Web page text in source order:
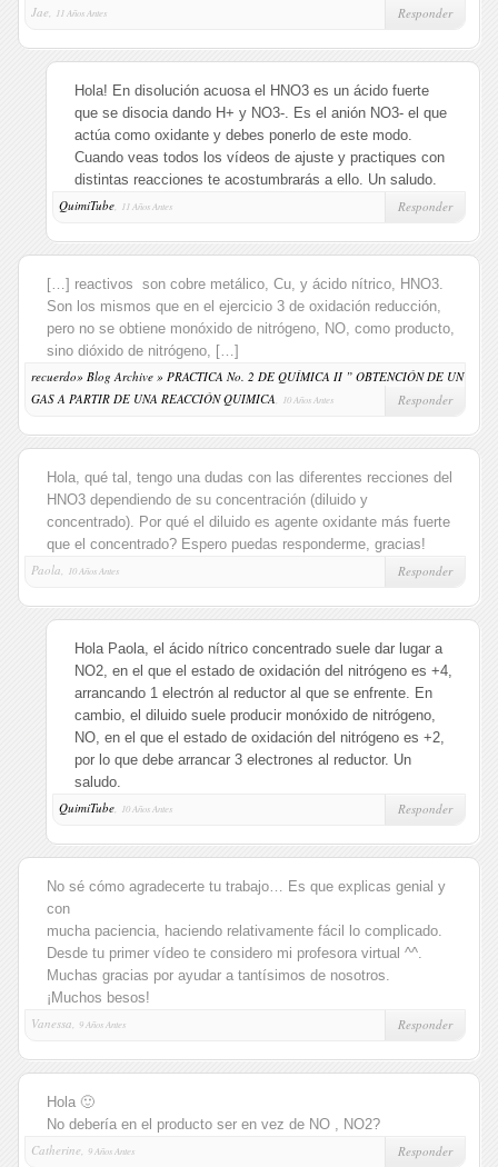
Jae,
11 Años Antes Responder
Hola! En disolución acuosa el HNO3 es un ácido fuerte
que se disocia dando H+ y NO3-. Es el anión NO3- el que
actúa como oxidante y debes ponerlo de este modo.
Cuando veas todos los vídeos de ajuste y practiques con
distintas reacciones te acostumbrarás a ello. Un saludo.
QuimiTube, 11 Años Antes Responder
[…] reactivos son cobre metálico, Cu, y ácido nítrico, HNO3.
Son los mismos que en el ejercicio 3 de oxidación reducción,
pero no se obtiene monóxido de nitrógeno, NO, como producto,
sino dióxido de nitrógeno, […]
recuerdo» Blog Archive » PRACTICA No. 2 DE QUÍMICA II ” OBTENCIÓN DE UN
GAS A PARTIR DE UNA REACCIÓN QUIMICA, 10 Años Antes Responder
Hola, qué tal, tengo una dudas con las diferentes recciones del
HNO3 dependiendo de su concentración (diluido y
concentrado). Por qué el diluido es agente oxidante más fuerte
que el concentrado? Espero puedas responderme, gracias!
Paola,
10 Años Antes Responder
Hola Paola, el ácido nítrico concentrado suele dar lugar a
NO2, en el que el estado de oxidación del nitrógeno es +4,
arrancando 1 electrón al reductor al que se enfrente. En
cambio, el diluido suele producir monóxido de nitrógeno,
NO, en el que el estado de oxidación del nitrógeno es +2,
por lo que debe arrancar 3 electrones al reductor. Un
saludo.
QuimiTube, 10 Años Antes Responder
No sé cómo agradecerte tu trabajo… Es que explicas genial y
con
mucha paciencia, haciendo relativamente fácil lo complicado.
Desde tu primer vídeo te considero mi profesora virtual ^^.
Muchas gracias por ayudar a tantísimos de nosotros.
¡Muchos besos!
Vanessa, 9 Años Antes Responder
Hola 🙂
No debería en el producto ser en vez de NO , NO2?
Catherine, 9 Años Antes Responder